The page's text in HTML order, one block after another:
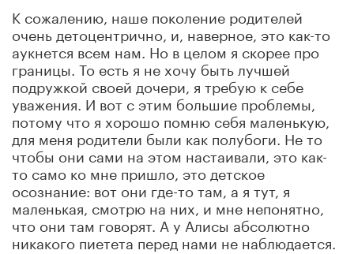
К сожалению, наше поколение родителей
очень детоцентрично, и, наверное, это как-то
аукнется всем нам. Но в целом я скорее про
границы. То есть я не хочу быть лучшей
подружкой своей дочери, я требую к себе
уважения. И вот с этим большие проблемы,
потому что я хорошо помню себя маленькую,
для меня родители были как полубоги. Не то
чтобы они сами на этом настаивали, это как-
то само ко мне пришло, это детское
осознание: вот они где-то там, а я тут, я
маленькая, смотрю на них, и мне непонятно,
что они там говорят. А у Алисы абсолютно
никакого пиетета перед нами не наблюдается.